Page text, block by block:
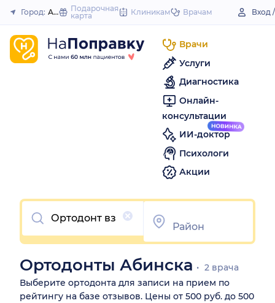
to
Закрыть
Город: АбинскПодарочная
карта
Клиникам Врачам Вход
Врачи
Услуги
Диагностика
Онлайн-
консультации
ИИ-доктор
Психологи
Акции
Очистить
Ортодонты Абинска
2 врача
Выберите ортодонта для записи на прием по
рейтингу на базе отзывов. Цены от 500 руб. до 500